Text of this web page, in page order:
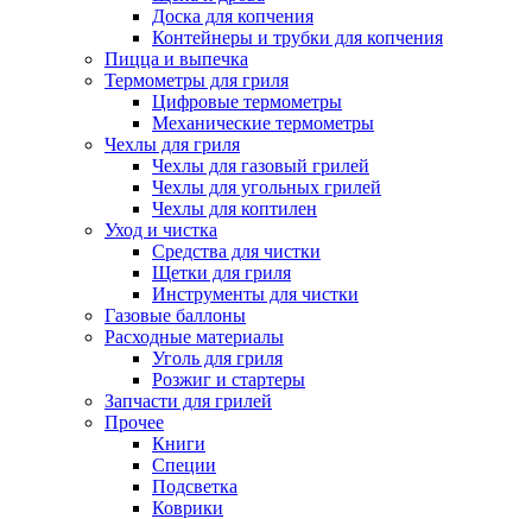
Доска для копчения
Контейнеры и трубки для копчения
Пицца и выпечка
Термометры для гриля
Цифровые термометры
Механические термометры
Чехлы для гриля
Чехлы для газовый грилей
Чехлы для угольных грилей
Чехлы для коптилен
Уход и чистка
Средства для чистки
Щетки для гриля
Инструменты для чистки
Газовые баллоны
Расходные материалы
Уголь для гриля
Розжиг и стартеры
Запчасти для грилей
Прочее
Книги
Специи
Подсветка
Коврики